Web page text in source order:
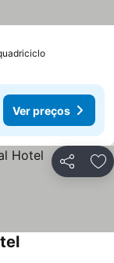
Ver preços
Ver preços
Partilhar
Ver preços